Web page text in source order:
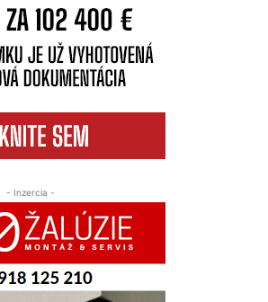
- Inzercia -